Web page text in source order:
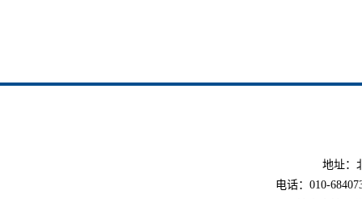
地址：
电话：010-